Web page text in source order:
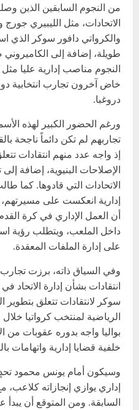
من النجوم السابقين الذين
الاتحادات، مثل الليبيري جورج
والكرواتي دافور سوكر الذي
طويلة، إضافة إلى
النجوم مناصب إدارية عليا
خاض آخرون تجارب انتخابية
دروغبا.
ورغم الحضور الكبير لهذه
تجاربهم لم تكن دائماً ناجحة
إذ واجه عدد منهم انتقادات
الإصلاحات البنيوية، إضافة
الاتحادات التي قادوها. كما
إدارية انعكست على
أن العمل الإداري في كرة
داخل الملعب، ويتطلب رؤية
على إدارة الملفات المعقدة.
وفي السياق ذاته، برزت تجارب
انتقادات بشأن إدارة الاتحاد
سوكر لانتقادات تتعلق بتطوير
الرياضية لمنتخب كرواتيا
بواليا واجه بدوره عقوبات من
خلفية قضايا إدارية واتهامات
وسيكون أمام يونس محمود
إداري يوازي إنجازاته
السابقة. ومن المتوقع أن يبدأ